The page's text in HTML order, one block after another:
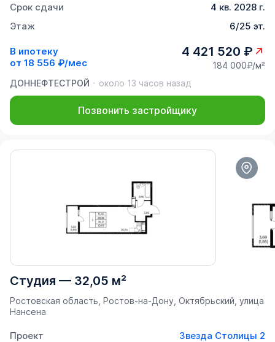
Срок сдачи
4 кв. 2028 г.
Этаж
6/25 эт.
В ипотеку
от 18 556 ₽/мес
4 421 520 ₽
184 000₽/м²
ДОННЕФТЕСТРОЙ
около 13 часов назад
Позвонить застройщику
Студия — 32,05 м²
Ростовская область, Ростов-на-Дону, Октябрьский, улица
Нансена
Проект
Звезда Столицы 2